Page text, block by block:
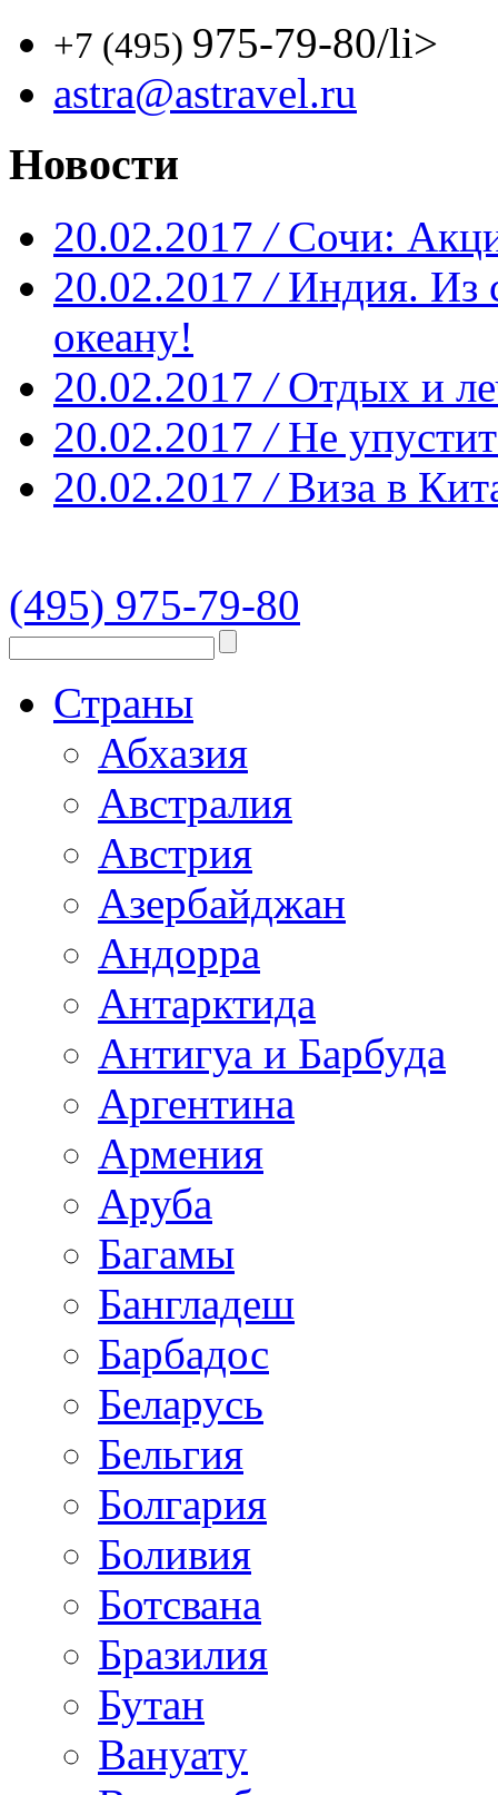
+7 (495) 975-79-80/li>
astra@astravel.ru
Новости
20.02.2017 / Сочи:
20.02.2017 / Индия. Из
океану!
20.02.2017 / Отдых и
20.02.2017 / Не
20.02.2017 / Виза в
(495) 975-79-80
Страны
Абхазия
Австралия
Австрия
Азербайджан
Андорра
Антарктида
Антигуа и Барбуда
Аргентина
Армения
Аруба
Багамы
Бангладеш
Барбадос
Беларусь
Бельгия
Болгария
Боливия
Ботсвана
Бразилия
Бутан
Вануату